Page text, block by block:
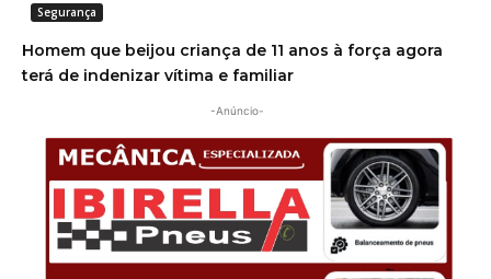
Segurança
Homem que beijou criança de 11 anos à força agora
terá de indenizar vítima e familiar
-Anúncio-